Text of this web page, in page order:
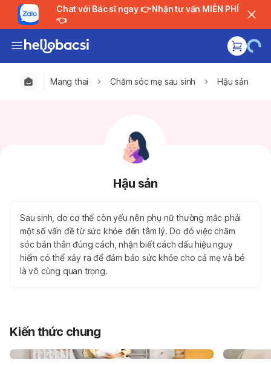
Chat với Bác sĩ ngay 👉 Nhận tư vấn MIỄN PHÍ
👈
Mang thai Chăm sóc mẹ sau sinh Hậu sản
Hậu sản
Sau sinh, do cơ thể còn yếu nên phụ nữ thường mắc phải
một số vấn đề từ sức khỏe đến tâm lý. Do đó việc chăm
sóc bản thân đúng cách, nhận biết cách dấu hiệu nguy
hiểm có thể xảy ra để đảm bảo sức khỏe cho cả mẹ và bé
là vô cùng quan trọng.
Kiến thức chung